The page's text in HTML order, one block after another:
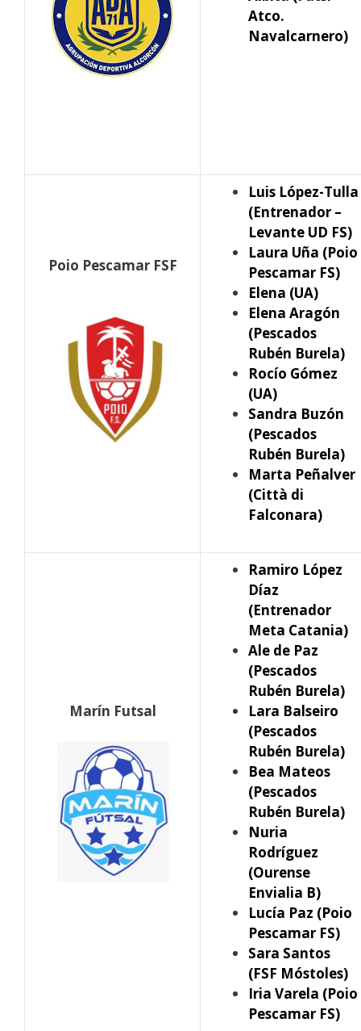
Atco.
Navalcarnero)
Poio Pescamar FSF
Luis López-Tulla
(Entrenador –
Levante UD FS)
Laura Uña (Poio
Pescamar FS)
Elena (UA)
Elena Aragón
(Pescados
Rubén Burela)
Rocío Gómez
(UA)
Sandra Buzón
(Pescados
Rubén Burela)
Marta Peñalver
(Città di
Falconara)
Marín Futsal
Ramiro López
Díaz
(Entrenador
Meta Catania)
Ale de Paz
(Pescados
Rubén Burela)
Lara Balseiro
(Pescados
Rubén Burela)
Bea Mateos
(Pescados
Rubén Burela)
Nuria
Rodríguez
(Ourense
Envialia B)
Lucía Paz (Poio
Pescamar FS)
Sara Santos
(FSF Móstoles)
Iria Varela (Poio
Pescamar FS)